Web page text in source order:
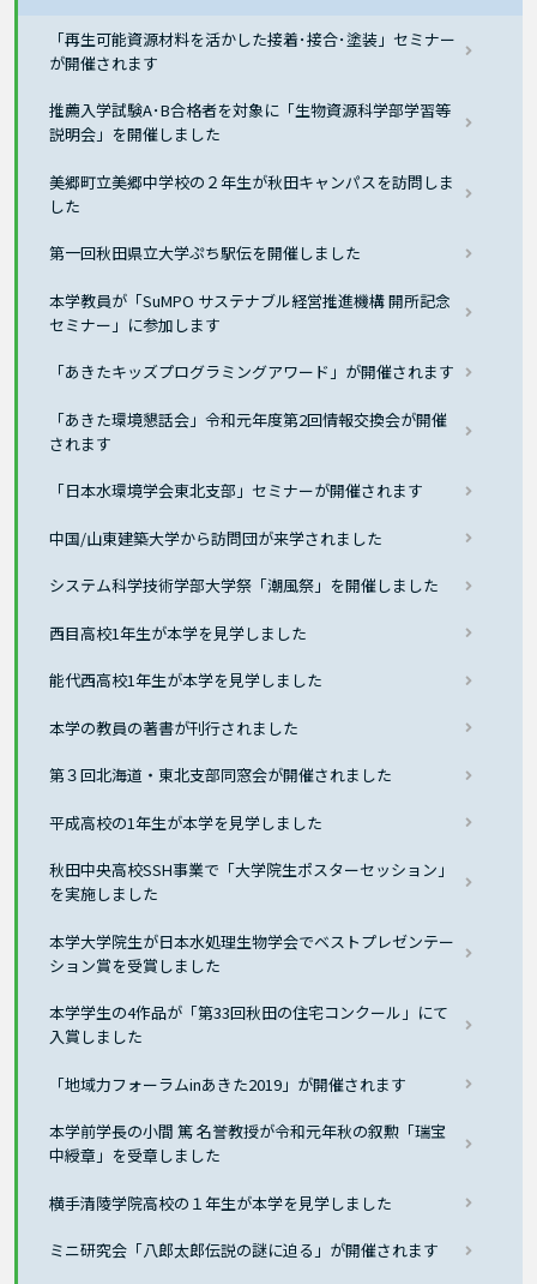
「再生可能資源材料を活かした接着･接合･塗装」セミナー
が開催されます
推薦入学試験A･B合格者を対象に「生物資源科学部学習等
説明会」を開催しました
美郷町立美郷中学校の２年生が秋田キャンパスを訪問しま
した
第一回秋田県立大学ぷち駅伝を開催しました
本学教員が「SuMPO サステナブル経営推進機構 開所記念
セミナー」に参加します
「あきたキッズプログラミングアワード」が開催されます
「あきた環境懇話会」令和元年度第2回情報交換会が開催
されます
「日本水環境学会東北支部」セミナーが開催されます
中国/山東建築大学から訪問団が来学されました
システム科学技術学部大学祭「潮風祭」を開催しました
西目高校1年生が本学を見学しました
能代西高校1年生が本学を見学しました
本学の教員の著書が刊行されました
第３回北海道・東北支部同窓会が開催されました
平成高校の1年生が本学を見学しました
秋田中央高校SSH事業で「大学院生ポスターセッション」
を実施しました
本学大学院生が日本水処理生物学会でベストプレゼンテー
ション賞を受賞しました
本学学生の4作品が「第33回秋田の住宅コンクール」にて
入賞しました
「地域力フォーラムinあきた2019」が開催されます
本学前学長の小間 篤 名誉教授が令和元年秋の叙勲「瑞宝
中綬章」を受章しました
横手清陵学院高校の１年生が本学を見学しました
ミニ研究会「八郎太郎伝説の謎に迫る」が開催されます